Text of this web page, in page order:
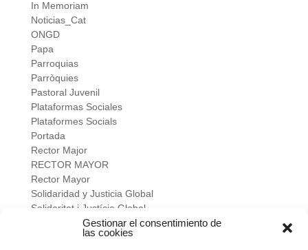
Gestionar el consentimiento de
las cookies
In Memoriam
Noticias_Cat
ONGD
Papa
Parroquias
Parròquies
Pastoral Juvenil
Plataformas Sociales
Plataformes Socials
Portada
Rector Major
RECTOR MAYOR
Rector Mayor
Solidaridad y Justicia Global
Solidaritat i Justícia Global
verano salesiano